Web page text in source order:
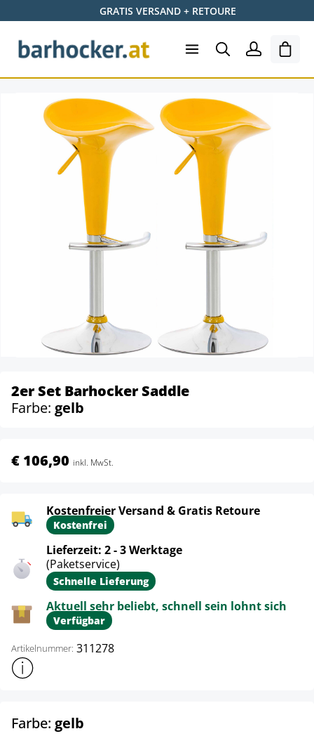
Zum Hauptinhalt springenGRATIS VERSAND + RETOURE
2er Set Barhocker Saddle
Farbe: gelb
€ 106,90 inkl. MwSt.
Kostenfreier Versand & Gratis Retoure
Kostenfrei
Lieferzeit: 2 - 3 Werktage
(Paketservice)
Schnelle Lieferung
Aktuell sehr beliebt, schnell sein lohnt sich
Verfügbar
Artikelnummer: 311278
Weitere Produktinformationen anzeigen
Farbe: gelb